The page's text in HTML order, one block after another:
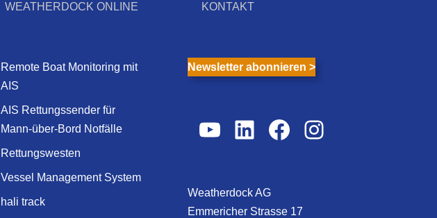
WEATHERDOCK ONLINE
Remote Boat Monitoring mit
AIS
AIS Rettungssender für
Mann-über-Bord Notfälle
Rettungswesten
Vessel Management System
hali track
KONTAKT
Newsletter abonnieren >
YouTube
LinkedIn
Facebook
Instagram
Weatherdock AG
Emmericher Strasse 17